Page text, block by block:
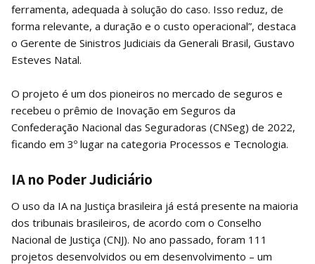
ferramenta, adequada à solução do caso. Isso reduz, de
forma relevante, a duração e o custo operacional”, destaca
o Gerente de Sinistros Judiciais da Generali Brasil, Gustavo
Esteves Natal.
O projeto é um dos pioneiros no mercado de seguros e
recebeu o prêmio de Inovação em Seguros da
Confederação Nacional das Seguradoras (CNSeg) de 2022,
ficando em 3º lugar na categoria Processos e Tecnologia.
IA no Poder Judiciário
O uso da IA na Justiça brasileira já está presente na maioria
dos tribunais brasileiros, de acordo com o Conselho
Nacional de Justiça (CNJ). No ano passado, foram 111
projetos desenvolvidos ou em desenvolvimento – um